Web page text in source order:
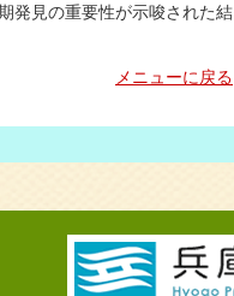
発見の重要性が示唆された結
メニューに戻る